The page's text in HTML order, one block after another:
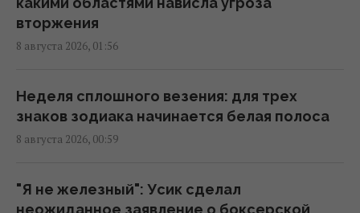
как использовать его повторно с пользой
00:05 суббота, 08 августа 2026
Ученые нашли молоток из слоновьей кости
возрастом 500 000 лет: о чем он
свидетельствует
Зеленский отреагировал на принятие
вторжения
8 августа 2026, 01:56
Неделя сплошного везения: для трех
знаков зодиака начинается белая полоса
8 августа 2026, 00:59
"Я не железный": Усик сделал
неожиданное заявление о боксерской